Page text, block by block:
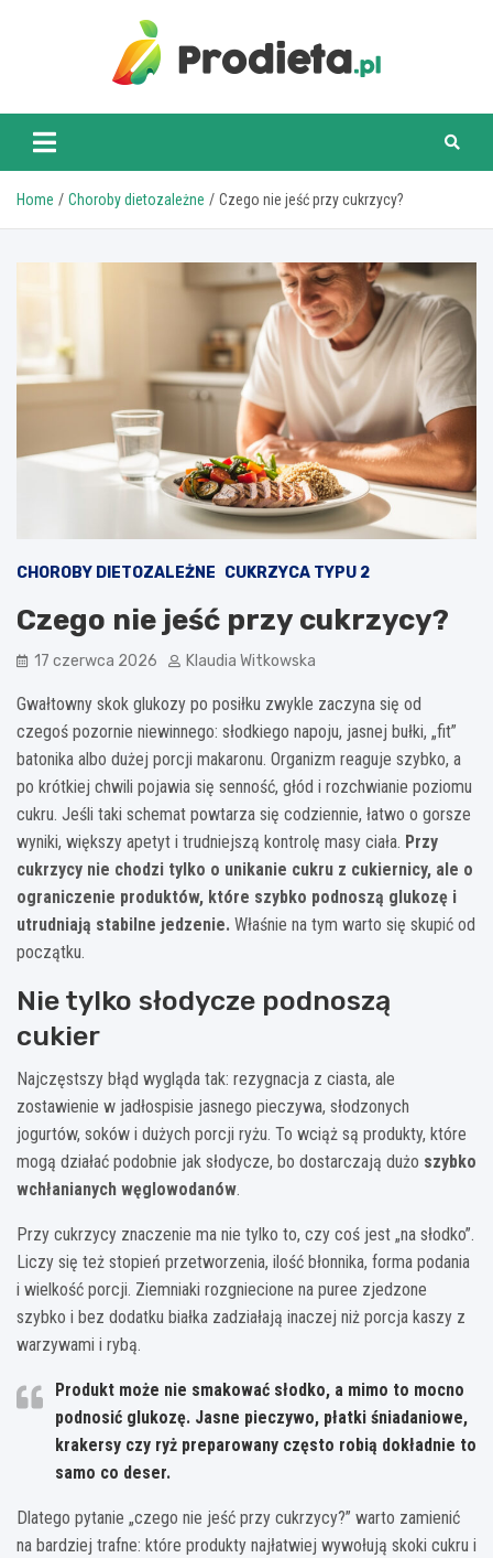
prodieta.pl
Home Choroby dietozależne Czego nie jeść przy cukrzycy?
CHOROBY DIETOZALEŻNE CUKRZYCA TYPU 2
Czego nie jeść przy cukrzycy?
17 czerwca 2026 Klaudia Witkowska
Gwałtowny skok glukozy po posiłku zwykle zaczyna się od
czegoś pozornie niewinnego: słodkiego napoju, jasnej bułki, „fit”
batonika albo dużej porcji makaronu. Organizm reaguje szybko, a
po krótkiej chwili pojawia się senność, głód i rozchwianie poziomu
cukru. Jeśli taki schemat powtarza się codziennie, łatwo o gorsze
wyniki, większy apetyt i trudniejszą kontrolę masy ciała. Przy
cukrzycy nie chodzi tylko o unikanie cukru z cukiernicy, ale o
ograniczenie produktów, które szybko podnoszą glukozę i
utrudniają stabilne jedzenie. Właśnie na tym warto się skupić od
początku.
Nie tylko słodycze podnoszą
cukier
Najczęstszy błąd wygląda tak: rezygnacja z ciasta, ale
zostawienie w jadłospisie jasnego pieczywa, słodzonych
jogurtów, soków i dużych porcji ryżu. To wciąż są produkty, które
mogą działać podobnie jak słodycze, bo dostarczają dużo szybko
wchłanianych węglowodanów.
Przy cukrzycy znaczenie ma nie tylko to, czy coś jest „na słodko”.
Liczy się też stopień przetworzenia, ilość błonnika, forma podania
i wielkość porcji. Ziemniaki rozgniecione na puree zjedzone
szybko i bez dodatku białka zadziałają inaczej niż porcja kaszy z
warzywami i rybą.
Produkt może nie smakować słodko, a mimo to mocno
podnosić glukozę. Jasne pieczywo, płatki śniadaniowe,
krakersy czy ryż preparowany często robią dokładnie to
samo co deser.
Dlatego pytanie „czego nie jeść przy cukrzycy?” warto zamienić
na bardziej trafne: które produkty najłatwiej wywołują skoki cukru i